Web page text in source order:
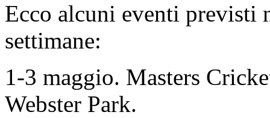
Ecco alcuni eventi previsti
settimane:
1-3 maggio. Masters
Webster Park.